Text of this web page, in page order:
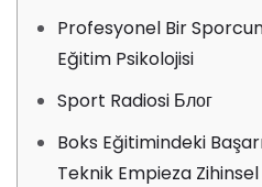
Profesyonel Bir
Eğitim Psikolojisi
Sport Radiosi Блог
Boks Eğitimindeki
Teknik Empieza